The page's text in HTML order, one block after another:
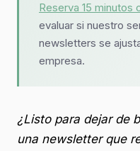
Reserva 15 minutos
evaluar si nuestro
newsletters se
empresa.
¿Listo para dejar de
una newsletter que